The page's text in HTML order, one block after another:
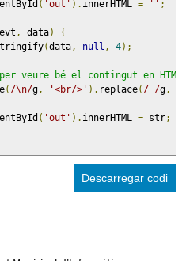
( 'out' ). innerHTML = '' ;
evt , data)
{
(data , null , 4);
veure bé el contingut en HTML
( /\n/g , '<br/>' ). replace( / /g ,
( 'out' ). innerHTML = str;
Descarregar codi